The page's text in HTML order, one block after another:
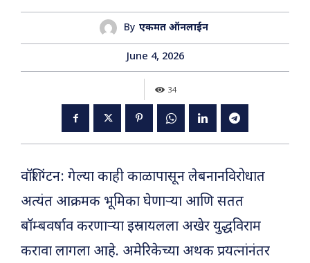
By एकमत ऑनलाईन
June 4, 2026
34
वॉशिंग्टन: गेल्या काही काळापासून लेबनानविरोधात
अत्यंत आक्रमक भूमिका घेणाऱ्या आणि सतत
बॉम्बवर्षाव करणाऱ्या इस्रायलला अखेर युद्धविराम
करावा लागला आहे. अमेरिकेच्या अथक प्रयत्नांनंतर